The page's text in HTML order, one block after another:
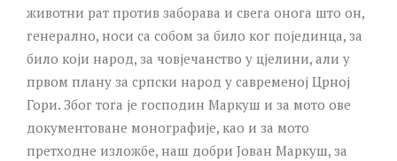
животни рат против заборава и свега онога што он,
генерално, носи са собом за било ког појединца, за
било који народ, за човјечанство у цјелини, али у
првом плану за српски народ у савременој Црној
Гори. Због тога је господин Маркуш и за мото ове
документоване монографије, као и за мото
претходне изложбе, наш добри Јован Маркуш, за